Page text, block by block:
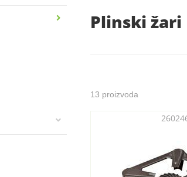
Plinski žari
13 proizvoda